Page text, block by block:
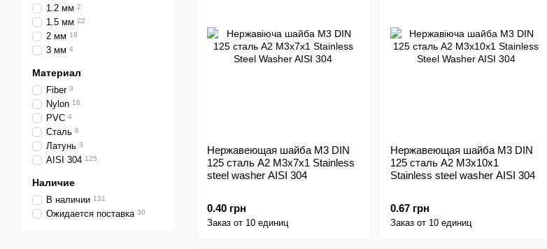
Нержавеющая шайба M3 DIN
125 сталь A2 M3x7x1 Stainless
steel washer AISI 304
0.40 грн
Заказ от 10 единиц
Нержавеющая шайба M3 DIN
125 сталь A2 M3x10x1
Stainless steel washer AISI 304
0.67 грн
Заказ от 10 единиц
1.2 мм 2
1.5 мм 22
2 мм 19
3 мм 4
Материал
Fiber 3
Nylon 18
PVC 4
Сталь 8
Латунь 3
AISI 304 125
Наличие
В наличии 131
Ожидается поставка 30